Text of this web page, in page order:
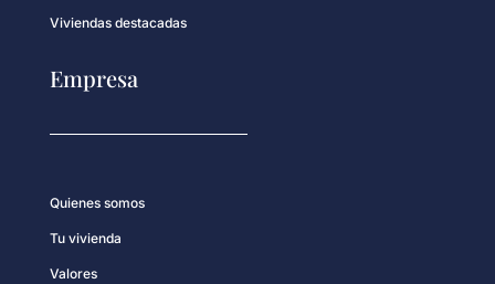
Viviendas destacadas
Empresa
Quienes somos
Tu vivienda
Valores